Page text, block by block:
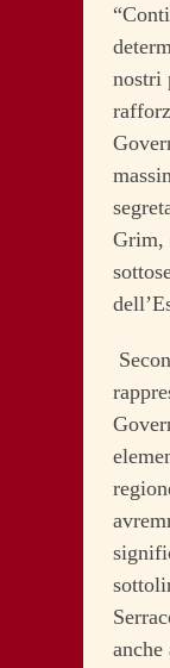
nostri
Grim,